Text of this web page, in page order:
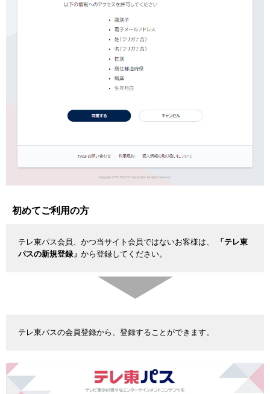
初めてご利用の方
テレ東パス会員、かつ当サイト会員ではないお客様は、
「テレ東
パスの新規登録」 から登録してください。
テレ東パスの会員登録から、登録することができます。